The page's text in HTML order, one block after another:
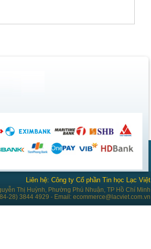
Liên hệ: Công ty Cổ phần Tin học Lạc Việt
Thị Huỳnh, Phường Phú Nhuận, TP Hồ Chí Minh
28) 3844 4929 - Email: ecommerce@lacviet.com.vn